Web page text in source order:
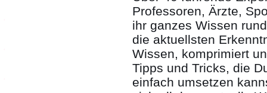
Professoren, Ärzte,
ihr ganzes Wissen
die aktuellsten
Wissen, komprimiert
Tipps und Tricks, die
einfach umsetzen